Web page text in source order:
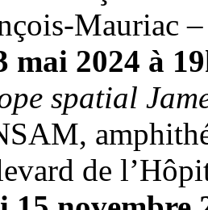
Mauriac
mai 2024 à
spatial
de